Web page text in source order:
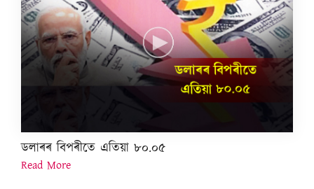
ডলাৰৰ বিপৰীতে এতিয়া ৮০.০৫
Read More